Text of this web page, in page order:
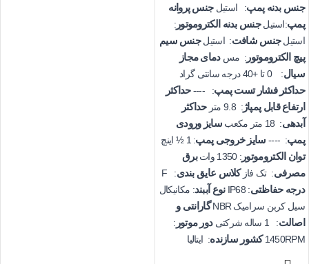
جنس بدنه پمپ: استیلجنس پروانه
پمپ:استیلجنس بدنه الکتروموتور:
استیلجنس شافت: استیلجنس سیم
پیچ الکتروموتور : مسدمای مجاز
سیال: 0 تا +40 درجه سانتی گراد
حداکثر فشار تست پمپ: ----حداکثر
ارتفاع قابل پمپاژ: 9.8 متر
حداکثر
آبدهی: 18 متر مکعب
سایز ورودی
پمپ: ---- سایز خروجی پمپ: 1 ½ اینچ
توان الکتروموتور : 1350 وات
برق
مصرفی: تک فازکلاس عایق بندی: F
درجه حفاظتی: IP68 نوع آببند: مکانیکال
سیل کربن سرامیک NBR
گارانتی و
اصالت: 1 ساله شرکتی دور موتور :
1450RPM کشور سازنده: ایتالیا